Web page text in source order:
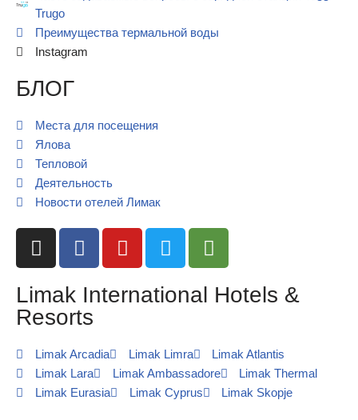
Trugo
Преимущества термальной воды
Instagram
БЛОГ
Места для посещения
Ялова
Тепловой
Деятельность
Новости отелей Лимак
Limak International Hotels &
Resorts
Limak Arcadia Limak Limra
Limak Atlantis
Limak Lara
Limak Ambassadore
Limak Thermal
Limak Eurasia
Limak Cyprus Limak Skopje